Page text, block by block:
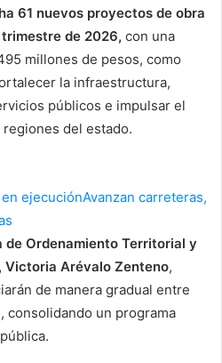
61 nuevos proyectos de obra
de 2026, con una
millones de pesos, como
la infraestructura,
públicos e impulsar el
del estado.
ejecuciónAvanzan carreteras,
Ordenamiento Territorial y
Victoria Arévalo Zenteno,
de manera gradual entre
consolidando un programa